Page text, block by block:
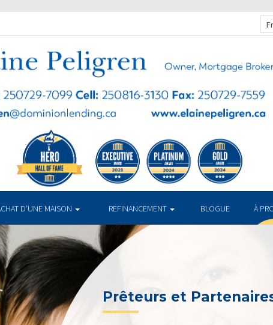
D’UNE MAISON REFINANCEMENT BLOGUE À
Prêteurs et